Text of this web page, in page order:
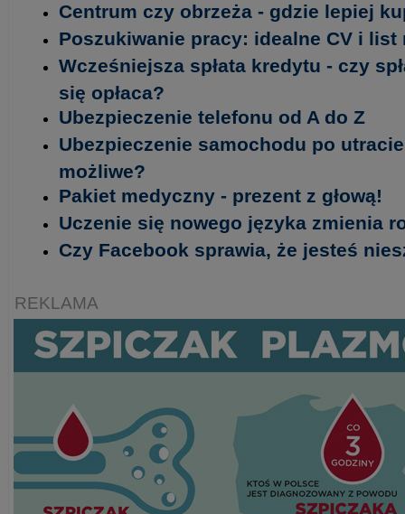
Centrum czy obrzeża - gdzie lepiej
Poszukiwanie pracy: idealne CV i list
Wcześniejsza spłata kredytu - czy
się opłaca?
Ubezpieczenie telefonu od A do Z
Ubezpieczenie samochodu po
możliwe?
Pakiet medyczny - prezent z głową!
Uczenie się nowego języka zmienia
Czy Facebook sprawia, że jesteś
REKLAMA